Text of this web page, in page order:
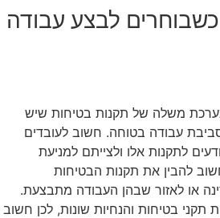
לבצע עבודה
משלה של תקנות בטיחות שיש
עבודה בטוחה. חשוב לעובדים
לתקנות אלו ולצייתם למניעת
להבין את תקנות הבטיחות
או לאזור שבהן העבודה מתבצעת.
תקני בטיחות והנחיות שונות, לכן חשוב